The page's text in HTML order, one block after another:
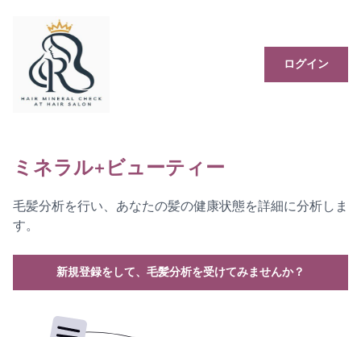
ログイン
ミネラル+ビューティー
毛髪分析を行い、あなたの髪の健康状態を詳細に分析しま
す。
新規登録をして、毛髪分析を受けてみませんか？